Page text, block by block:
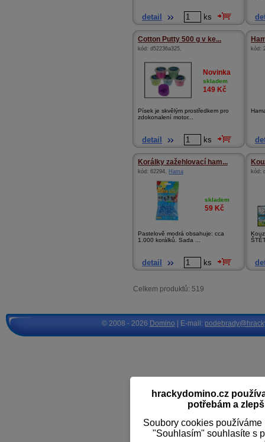
detail ks
Cotton Putty 500 g v ke...
kód: d52236a325,
Novinka
skladem
149 Kč
Písek je skvělým prostředkem pro
zdokonalení motor...
detail ks
kód:
Korálky zažehlovací ham...
kód: 62294, Hama
skladem
59 Kč
Pastelově modrá obsahuje: cca
1.000 korálků. Sada ...
detail ks
kód:
Celkem produktů: 519
hrackydomino.cz
potřebám a
Soubory cookies
"Souhlasím" souhlasíte s
© 2008 - 2026 Domino | E-mail: